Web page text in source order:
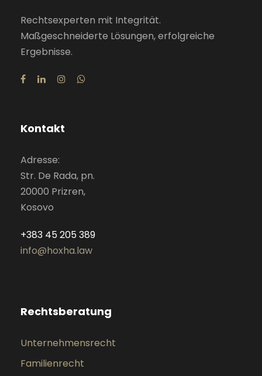
Rechtsexperten mit Integrität.
Maßgeschneiderte Lösungen, erfolgreiche
Ergebnisse.
Kontakt
Adresse:
Str. De Rada, pn.
20000 Prizren,
Kosovo
+383 45 205 389
info@hoxha.law
Rechtsberatung
Unternehmensrecht
Familienrecht